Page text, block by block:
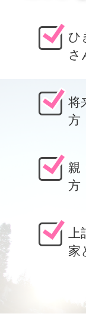
ひ
さ
将
方
親
方
家